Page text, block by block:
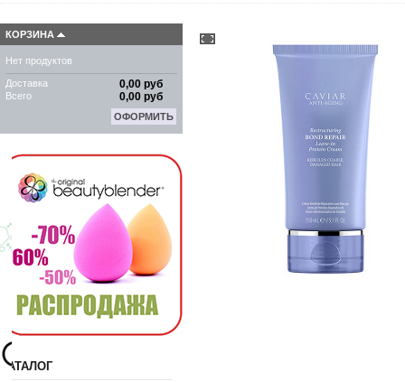
КОРЗИНА
Нет продуктов
Доставка 0,00 руб
Всего 0,00 руб
ОФОРМИТЬ
КАТАЛОГ